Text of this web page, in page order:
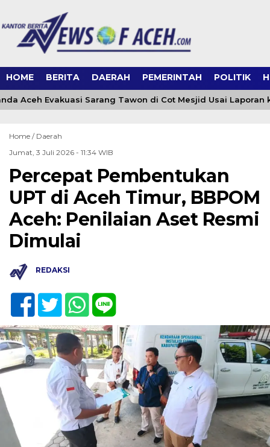
HOME BERITA DAERAH PEMERINTAH POLITIK
Aceh Evakuasi Sarang Tawon di Cot Mesjid Usai Laporan ke
Home / Daerah
Jumat, 3 Juli 2026 - 11:34 WIB
Percepat Pembentukan
UPT di Aceh Timur, BBPOM
Aceh: Penilaian Aset Resmi
Dimulai
REDAKSI